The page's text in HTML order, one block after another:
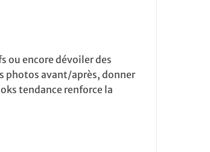
ou encore dévoiler des
photos avant/après, donner
tendance renforce la